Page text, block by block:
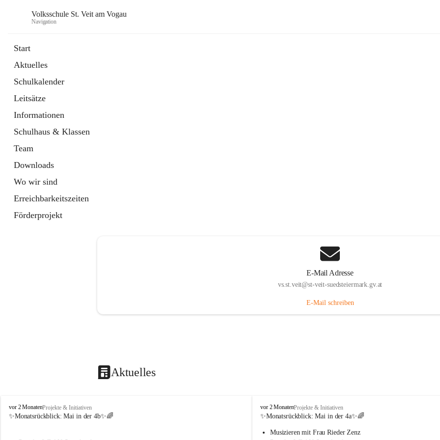
Volksschule St. Veit am Vogau
Navigation
Start
Aktuelles
Schulkalender
Leitsätze
Informationen
Schulhaus & Klassen
Team
Downloads
Wo wir sind
Erreichbarkeitszeiten
Förderprojekt
E-Mail Adresse
vs.st.veit@st-veit-suedsteiermark.gv.at
E-Mail schreiben
Aktuelles
V
o
vor 2 MonatenProjekte & Initiativen
✨Monatsrückblick: Mai in der 4b✨🌈
V
o
k
vor 2 MonatenProjekte & Initiativen
✨Monatsrückblick: Mai in der 4a✨🌈
Musizieren mit Frau Rieder Zenz